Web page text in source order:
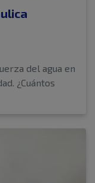
del agua en
¿Cuántos